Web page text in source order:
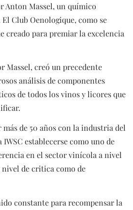
Anton Massel, un químico
Club Oenologique, como se
creado para premiar la excelencia
Massel, creó un precedente
análisis de componentes
de todos los vinos y licores que
de 50 años con la industria del
establecerse como uno de
en el sector vinícola a nivel
de critica como de
constante para recompensar la